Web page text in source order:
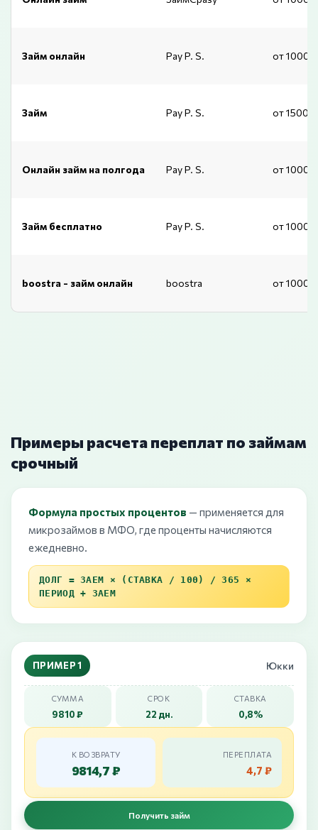
Займ онлайн Pay P. S. от 1000
Займ Pay P. S. от
Онлайн займ на полгода Pay P. S. от 1000
Займ бесплатно Pay P. S. от 1000
boostra - займ онлайн boostra от 1000
Примеры расчета переплат по займам
срочный
Формула простых процентов — применяется для
микрозаймов в МФО, где проценты начисляются
ежедневно.
ДОЛГ = ЗАЕМ × (СТАВКА / 100) / 365 ×
ПЕРИОД + ЗАЕМ
ПРИМЕР 1 Юкки
СУММА
9810 ₽
СРОК
22 дн.
СТАВКА
0,8%
К ВОЗВРАТУ
9814,7 ₽
ПЕРЕПЛАТА
4,7 ₽
Получить займ